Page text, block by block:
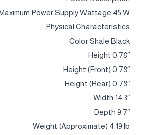
Power Supply Wattage 45 W
Physical Characteristics
Color Shale Black
Height 0.78″
Height (Front) 0.78″
Height (Rear) 0.78″
Width 14.3″
Depth 9.7″
Weight (Approximate) 4.19 lb